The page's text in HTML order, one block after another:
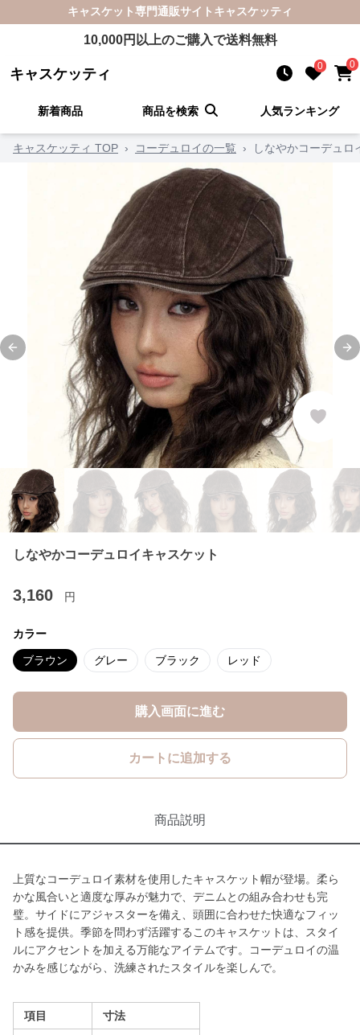
キャスケット専門通販サイト キャスケッティ
10,000円以上のご購入で送料無料
キャスケッティ 0 0
新着商品 商品を検索 人気ランキング
キャスケッティ TOP › コーデュロイの一覧 › しなやかコーデュロ
Previous slide
しなやかコーデュロイキャスケット
3,160 円
カラー
ブラウン グレー ブラック レッド
購入画面に進む
カートに追加する
商品説明
上質なコーデュロイ素材を使用したキャスケット帽が登場。柔ら
かな風合いと適度な厚みが魅力で、デニムとの組み合わせも完
璧。サイドにアジャスターを備え、頭囲に合わせた快適なフィッ
ト感を提供。季節を問わず活躍するこのキャスケットは、スタイ
ルにアクセントを加える万能なアイテムです。コーデュロイの温
かみを感じながら、洗練されたスタイルを楽しんで。
項目 寸法